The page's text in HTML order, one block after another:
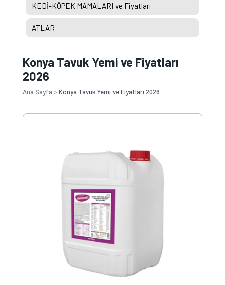
KEDİ-KÖPEK MAMALARI ve Fiyatları
ATLAR
Konya Tavuk Yemi ve Fiyatları
2026
Ana Sayfa >Konya Tavuk Yemi ve Fiyatları 2026